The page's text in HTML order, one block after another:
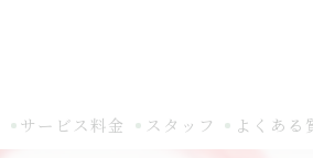
サービス料金 スタッフ よくある